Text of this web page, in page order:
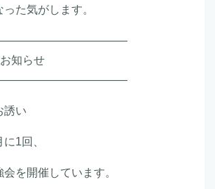
た気がします。
知らせ
い
1回、
を開催しています。